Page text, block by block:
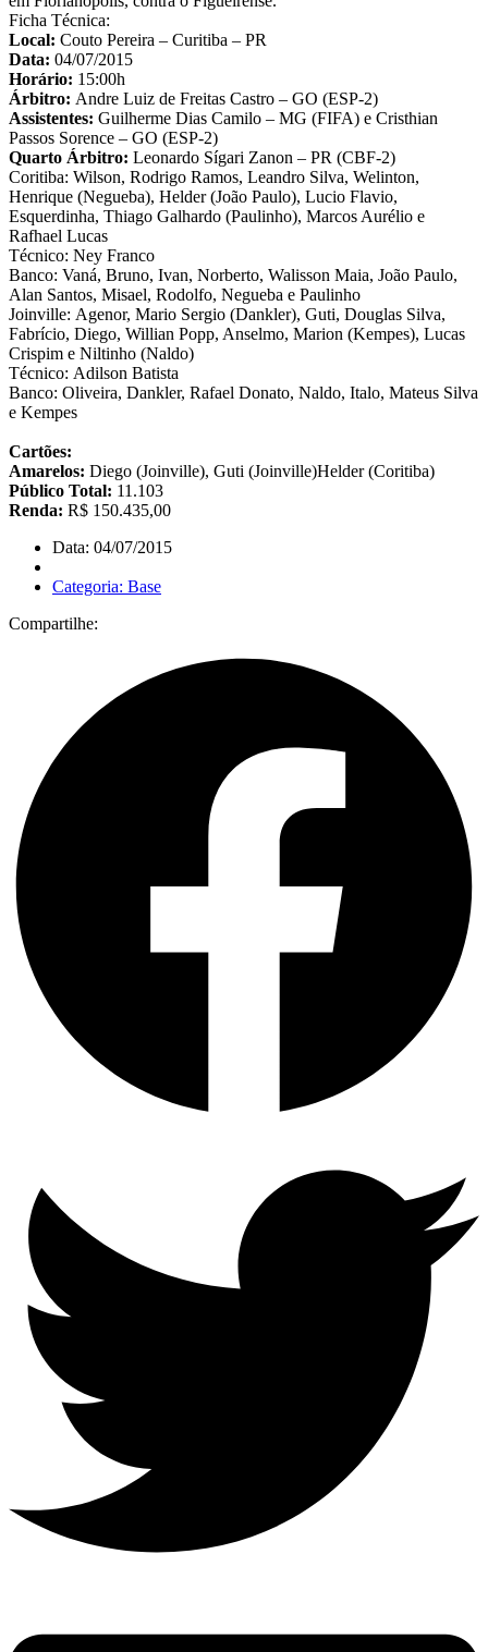
Ficha Técnica:
Local: Couto Pereira – Curitiba – PR
Data: 04/07/2015
Horário: 15:00h
Árbitro: Andre Luiz de Freitas Castro – GO (ESP-2)
Assistentes: Guilherme Dias Camilo – MG (FIFA) e Cristhian
Passos Sorence – GO (ESP-2)
Quarto Árbitro: Leonardo Sígari Zanon – PR (CBF-2)
Coritiba: Wilson, Rodrigo Ramos, Leandro Silva, Welinton,
Henrique (Negueba), Helder (João Paulo), Lucio Flavio,
Esquerdinha, Thiago Galhardo (Paulinho), Marcos Aurélio e
Rafhael Lucas
Técnico: Ney Franco
Banco: Vaná, Bruno, Ivan, Norberto, Walisson Maia, João Paulo,
Alan Santos, Misael, Rodolfo, Negueba e Paulinho
Joinville: Agenor, Mario Sergio (Dankler), Guti, Douglas Silva,
Fabrício, Diego, Willian Popp, Anselmo, Marion (Kempes), Lucas
Crispim e Niltinho (Naldo)
Técnico: Adilson Batista
Banco: Oliveira, Dankler, Rafael Donato, Naldo, Italo, Mateus Silva
e Kempes
Cartões:
Amarelos: Diego (Joinville), Guti (Joinville)Helder (Coritiba)
Público Total: 11.103
Renda: R$ 150.435,00
Data: 04/07/2015
Categoria: Base
Compartilhe: